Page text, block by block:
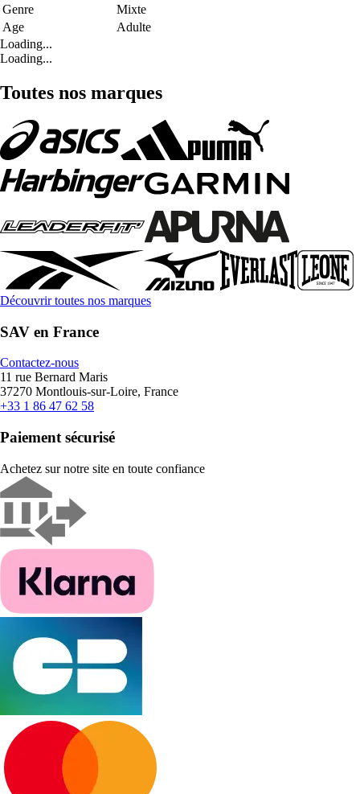
Genre
Mixte
Age
Adulte
Loading...
Loading...
Toutes nos marques
Découvrir toutes nos marques
SAV en France
Contactez-nous
11 rue Bernard Maris
37270 Montlouis-sur-Loire, France
+33 1 86 47 62 58
Paiement sécurisé
Achetez sur notre site en toute confiance